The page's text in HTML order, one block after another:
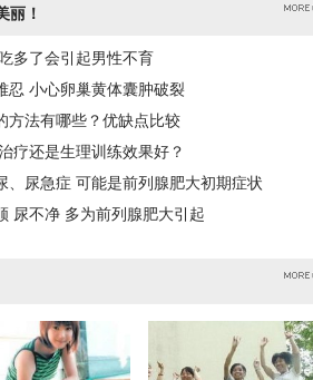
丽！
多了会引起男性不育
忍 小心卵巢黄体囊肿破裂
方法有哪些？优缺点比较
疗还是生理训练效果好？
、尿急症 可能是前列腺肥大初期症状
尿不净 多为前列腺肥大引起